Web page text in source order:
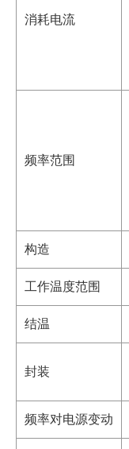
消耗电流
频率范围
构造
工作温度范围
结温
封装
频率对电源变动